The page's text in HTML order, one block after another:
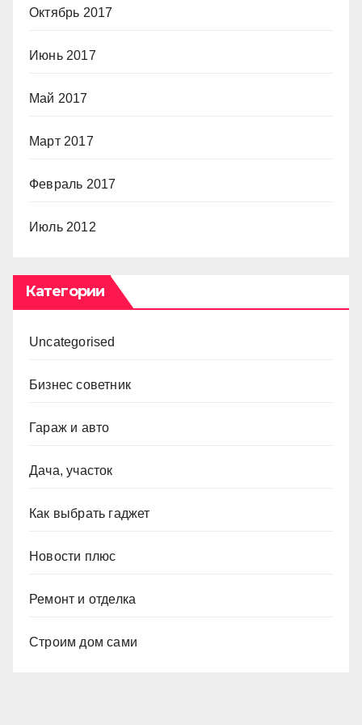
Октябрь 2017
Июнь 2017
Май 2017
Март 2017
Февраль 2017
Июль 2012
Категории
Uncategorised
Бизнес советник
Гараж и авто
Дача, участок
Как выбрать гаджет
Новости плюс
Ремонт и отделка
Строим дом сами